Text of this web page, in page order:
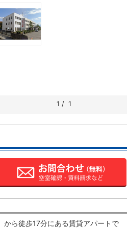
1 / 1
ら徒歩17分にある賃貸アパートで